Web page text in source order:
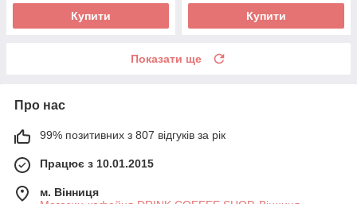
Купити Купити
Показати ще
Про нас
99% позитивних з 807 відгуків за рік
Працює з 10.01.2015
м. Вінниця